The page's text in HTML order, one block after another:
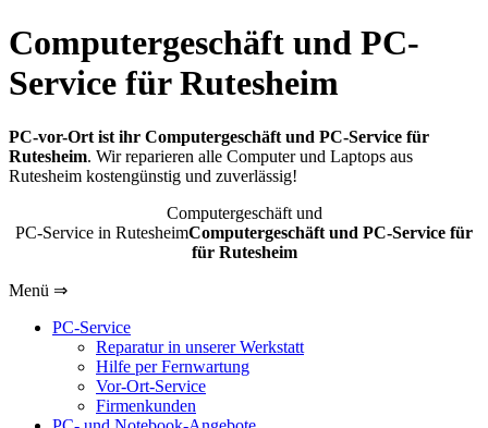
Computergeschäft und PC-
Service für Rutesheim
PC-vor-Ort ist ihr Computergeschäft und PC-Service für
Rutesheim. Wir reparieren alle Computer und Laptops aus
Rutesheim kostengünstig und zuverlässig!
Computergeschäft und
PC-Service in RutesheimComputergeschäft und PC-Service für
für Rutesheim
Menü ⇒
PC-Service
Reparatur in unserer Werkstatt
Hilfe per Fernwartung
Vor-Ort-Service
Firmenkunden